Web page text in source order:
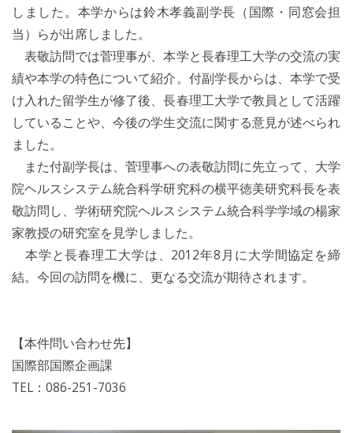
しました。本学からは鈴木孝義副学長（国際・同窓会担
当）らが出席しました。
表敬訪問では菅理事が、本学と長春理工大学の交流の実
績や本学の特色について紹介。付副学長からは、本学で受
け入れた留学生が修了後、長春理工大学で教員として活躍
していることや、今後の学生交流に関する意見が述べられ
ました。
また付副学長は、菅理事への表敬訪問に先立って、大学
院ヘルスシステム統合科学研究科の横平徳美研究科長を表
敬訪問し、学術研究院ヘルスシステム統合科学学域の楊家
家教授の研究室を見学しました。
本学と長春理工大学は、2012年8月に大学間協定を締
結。今回の訪問を機に、更なる交流が期待されます。
【本件問い合わせ先】
国際部国際企画課
TEL：086-251-7036